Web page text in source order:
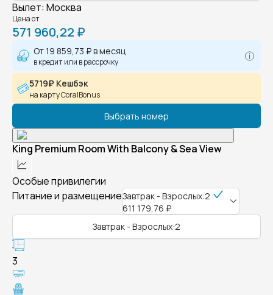
Вылет: Москва
Цена от
571 960,22 ₽
От19 859,73 ₽в месяц
в кредит или в рассрочку
5719₽ Кешбэк
на карту CoralBonus
Выбрать номер
King Premium Room With Balcony & Sea View
Особые привилегии
Питание и размещениеЗавтрак - Взрослых:2
611 179,76 ₽
Завтрак - Взрослых:2
3